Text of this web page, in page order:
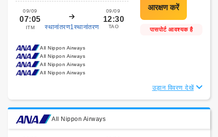
09/09
07:05
ITM स्थानांतरण1स्थानांतरण
09/09
12:30
TAO पासपोर्ट आवश्यक है
All Nippon Airways
All Nippon Airways
All Nippon Airways
All Nippon Airways
उड़ान विवरण देखें
All Nippon Airways